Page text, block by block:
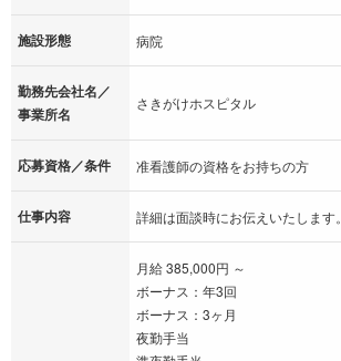
施設形態 病院
勤務先会社名／
事業所名
さきがけホスピタル
応募資格／条件 准看護師の資格をお持ちの方
仕事内容 詳細は面談時にお伝えいたします。
月給 385,000円 ～
ボーナス：年3回
ボーナス：3ヶ月
夜勤手当